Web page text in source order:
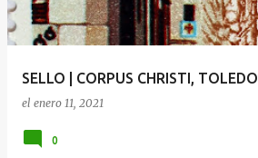
SELLO | CORPUS CHRISTI, TOLEDO
el enero 11, 2021
0